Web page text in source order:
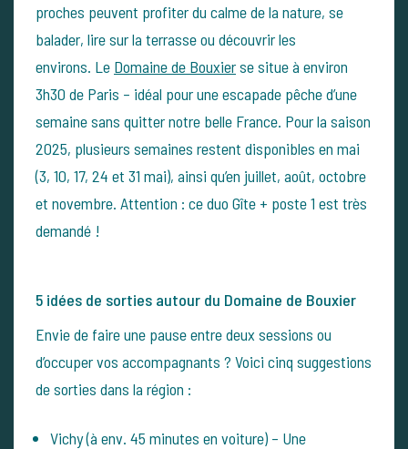
proches peuvent profiter du calme de la nature, se
balader, lire sur la terrasse ou découvrir les
environs. Le Domaine de Bouxierse situe à environ
3h30 de Paris – idéal pour une escapade pêche d’une
semaine sans quitter notre belle France. Pour la saison
2025, plusieurs semaines restent disponibles en mai
(3, 10, 17, 24 et 31 mai), ainsi qu’en juillet, août, octobre
et novembre. Attention : ce duo Gîte + poste 1 est très
demandé !
5 idées de sorties autour du Domaine de Bouxier
Envie de faire une pause entre deux sessions ou
d’occuper vos accompagnants ? Voici cinq suggestions
de sorties dans la région :
Vichy (à env. 45 minutes en voiture) – Une